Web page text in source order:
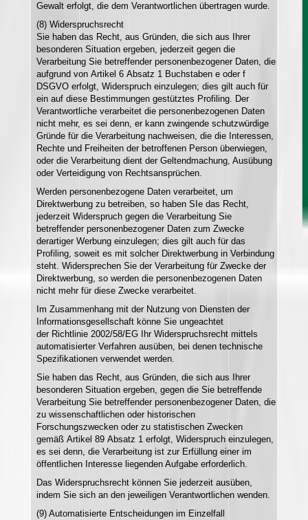
Gewalt erfolgt, die dem Verantwortlichen übertragen wurde.
(8) Widerspruchsrecht
Sie haben das Recht, aus Gründen, die sich aus Ihrer
besonderen Situation ergeben, jederzeit gegen die
Verarbeitung Sie betreffender personenbezogener Daten, die
aufgrund von Artikel 6 Absatz 1 Buchstaben e oder f
DSGVO erfolgt, Widerspruch einzulegen; dies gilt auch für
ein auf diese Bestimmungen gestütztes Profiling. Der
Verantwortliche verarbeitet die personenbezogenen Daten
nicht mehr, es sei denn, er kann zwingende schutzwürdige
Gründe für die Verarbeitung nachweisen, die die Interessen,
Rechte und Freiheiten der betroffenen Person überwiegen,
oder die Verarbeitung dient der Geltendmachung, Ausübung
oder Verteidigung von Rechtsansprüchen.
Werden personenbezogene Daten verarbeitet, um
Direktwerbung zu betreiben, so haben SIe das Recht,
jederzeit Widerspruch gegen die Verarbeitung Sie
betreffender personenbezogener Daten zum Zwecke
derartiger Werbung einzulegen; dies gilt auch für das
Profiling, soweit es mit solcher Direktwerbung in Verbindung
steht. Widersprechen Sie der Verarbeitung für Zwecke der
Direktwerbung, so werden die personenbezogenen Daten
nicht mehr für diese Zwecke verarbeitet.
Im Zusammenhang mit der Nutzung von Diensten der
Informationsgesellschaft könne Sie ungeachtet
der Richtlinie 2002/58/EG Ihr Widerspruchsrecht mittels
automatisierter Verfahren ausüben, bei denen technische
Spezifikationen verwendet werden.
Sie haben das Recht, aus Gründen, die sich aus Ihrer
besonderen Situation ergeben, gegen die Sie betreffende
Verarbeitung Sie betreffender personenbezogener Daten, die
zu wissenschaftlichen oder historischen
Forschungszwecken oder zu statistischen Zwecken
gemäß Artikel 89 Absatz 1 erfolgt, Widerspruch einzulegen,
es sei denn, die Verarbeitung ist zur Erfüllung einer im
öffentlichen Interesse liegenden Aufgabe erforderlich.
Das Widerspruchsrecht können Sie jederzeit ausüben,
indem Sie sich an den jeweiligen Verantwortlichen wenden.
(9) Automatisierte Entscheidungen im Einzelfall